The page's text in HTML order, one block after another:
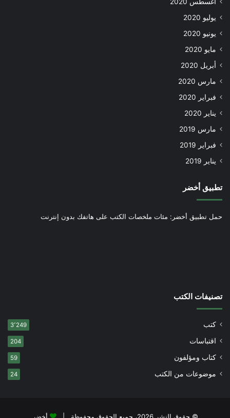
يوليو 2020
يونيو 2020
مايو 2020
أبريل 2020
مارس 2020
فبراير 2020
يناير 2020
مارس 2019
فبراير 2019
يناير 2019
تطبيق أخضر
حمل تطبيق أخضر: مئات ملخصات الكتب على هاتفك بدون إنترنت
تصنيفات الكتب
كتب 3٬249
اقتباسات 204
كتاب ومؤلفون 59
موضوعات من الكتب 24